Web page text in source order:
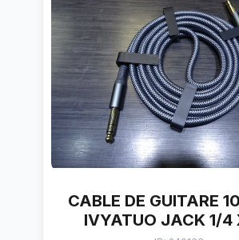
CABLE DE GUITARE
IVYATUO JACK 1/4